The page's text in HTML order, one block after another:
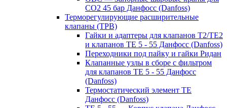
CO2 45 бар Данфосс (Danfoss)
Терморегулирующие расширительные
клапаны (ТРВ)
Гайки и адаптеры для клапанов T2/TE2
и клапанов TE 5 - 55 Данфосс (Danfoss)
Переходники под пайку и гайки Ридан
Клапанные узлы в сборе с фильтром
для клапанов TE 5 - 55 Данфосс
(Danfoss)
Термостатический элемент TE
Данфосс (Danfoss)